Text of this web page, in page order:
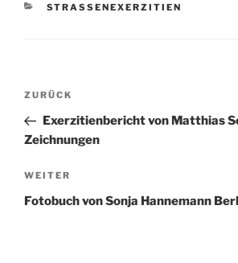
KATEGORIEN
STRASSENEXERZITIEN
Beitragsnavigation
Vorheriger
Beitrag
ZURÜCK
Exerzitienbericht von Matthias
Zeichnungen
Nächster
Beitrag
WEITER
Fotobuch von Sonja Hannemann